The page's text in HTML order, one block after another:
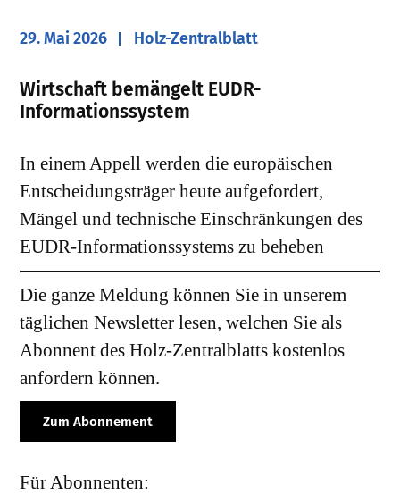
29. Mai 2026 Holz-Zentralblatt
Wirtschaft bemängelt EUDR-
Informationssystem
In einem Appell werden die europäischen
Entscheidungsträger heute aufgefordert,
Mängel und technische Einschränkungen des
EUDR-Informationssystems zu beheben
Die ganze Meldung können Sie in unserem
täglichen Newsletter lesen, welchen Sie als
Abonnent des Holz-Zentralblatts kostenlos
anfordern können.
Zum Abonnement
Für Abonnenten: